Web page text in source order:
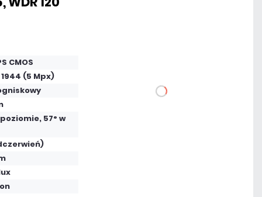
CMOS
(5 Mpx)
poziomie, 57° w
DO KOSZYKA